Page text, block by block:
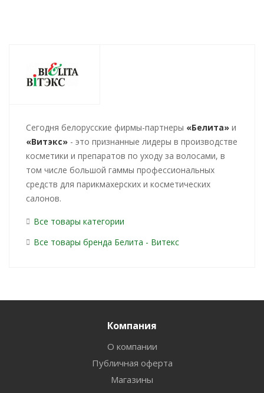
Cегодня белорусские фирмы-партнеры «Белита» и
«Витэкс» - это признанные лидеры в производстве
косметики и препаратов по уходу за волосами, в
том числе большой гаммы профессиональных
средств для парикмахерских и косметических
салонов.
Все товары категории
Все товары бренда Белита - Витекс
Компания
О компании
Публичная оферта
Магазины